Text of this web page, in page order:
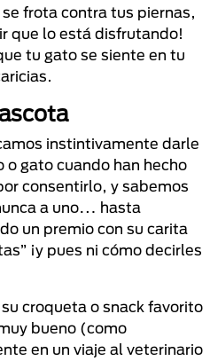
frota contra tus piernas,
que lo está disfrutando!
tu gato se siente en tu
instintivamente darle
o gato cuando han hecho
consentirlo, y sabemos
a uno… hasta
un premio con su carita
¡y pues ni cómo decirles
croqueta o snack favorito
bueno (como
en un viaje al veterinario